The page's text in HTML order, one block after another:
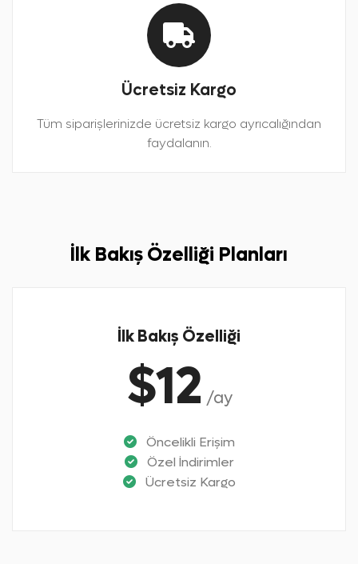
Ücretsiz Kargo
Tüm siparişlerinizde ücretsiz kargo ayrıcalığından
faydalanın.
İlk Bakış Özelliği Planları
İlk Bakış Özelliği
$12 /ay
Öncelikli Erişim
Özel İndirimler
Ücretsiz Kargo